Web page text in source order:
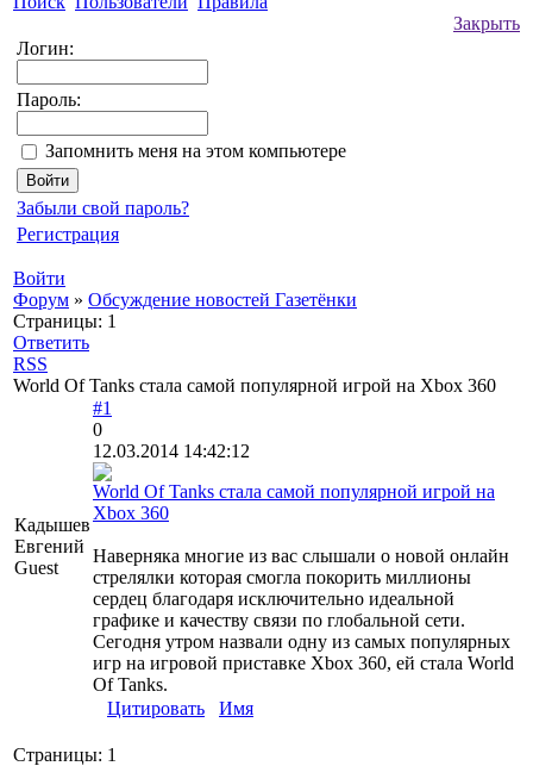
Закрыть
Логин:
Пароль:
Запомнить меня на этом компьютере
Забыли свой пароль?
Регистрация
Войти
Форум » Обсуждение новостей Газетёнки
Страницы: 1
Ответить
RSS
World Of Tanks стала самой популярной игрой на Xbox 360
Кадышев
Евгений
Guest
#1
0
12.03.2014 14:42:12
World Of Tanks стала самой популярной игрой на
Xbox 360
Наверняка многие из вас слышали о новой онлайн
стрелялки которая смогла покорить миллионы
сердец благодаря исключительно идеальной
графике и качеству связи по глобальной сети.
Сегодня утром назвали одну из самых популярных
игр на игровой приставке Xbox 360, ей стала World
Of Tanks.
Цитировать
Имя
Страницы: 1